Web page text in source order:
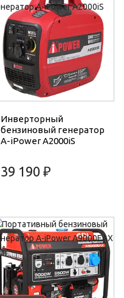
Инверторный
бензиновый генератор
A-iPower A2000iS
39 190 ₽